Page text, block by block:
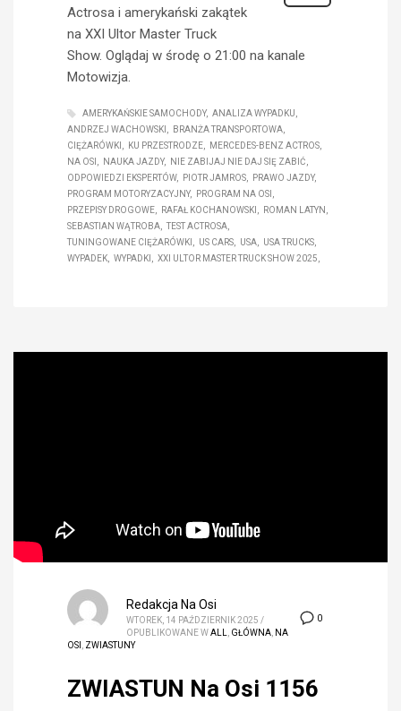
Actrosa i amerykański zakątek
na XXI Ultor Master Truck
Show. Oglądaj w środę o 21:00 na kanale
Motowizja.
AMERYKAŃSKIE SAMOCHODY
ANALIZA WYPADKU
ANDRZEJ WACHOWSKI
BRANŻA TRANSPORTOWA
CIĘŻARÓWKI
KU PRZESTRODZE
MERCEDES-BENZ ACTROS
NA OSI
NAUKA JAZDY
NIE ZABIJAJ NIE DAJ SIĘ ZABIĆ
ODPOWIEDZI EKSPERTÓW
PIOTR JAMROS
PRAWO JAZDY
PROGRAM MOTORYZACYJNY
PROGRAM NA OSI
PRZEPISY DROGOWE
RAFAŁ KOCHANOWSKI
ROMAN LATYN
SEBASTIAN WĄTROBA
TEST ACTROSA
TUNINGOWANE CIĘŻARÓWKI
US CARS USA
USA TRUCKS
WYPADEK
WYPADKI XXI ULTOR MASTER TRUCK SHOW 2025
0
Redakcja Na Osi
WTOREK, 14 PAŹDZIERNIK 2025 /
OPUBLIKOWANE WALL GŁÓWNA NA
OSI
ZWIASTUNY
ZWIASTUN Na Osi 1156